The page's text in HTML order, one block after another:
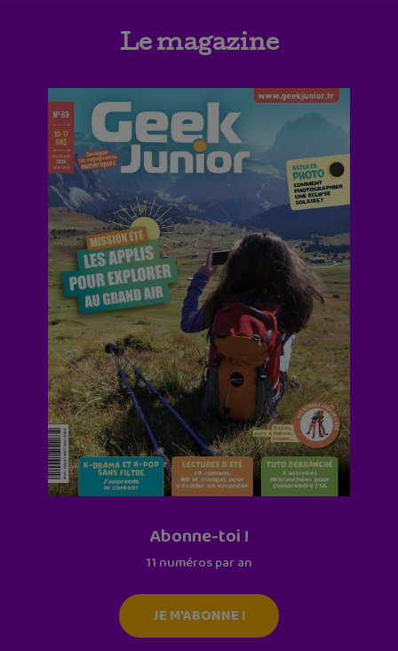
Le magazine
Abonne-toi !
11 numéros par an
JE M'ABONNE !